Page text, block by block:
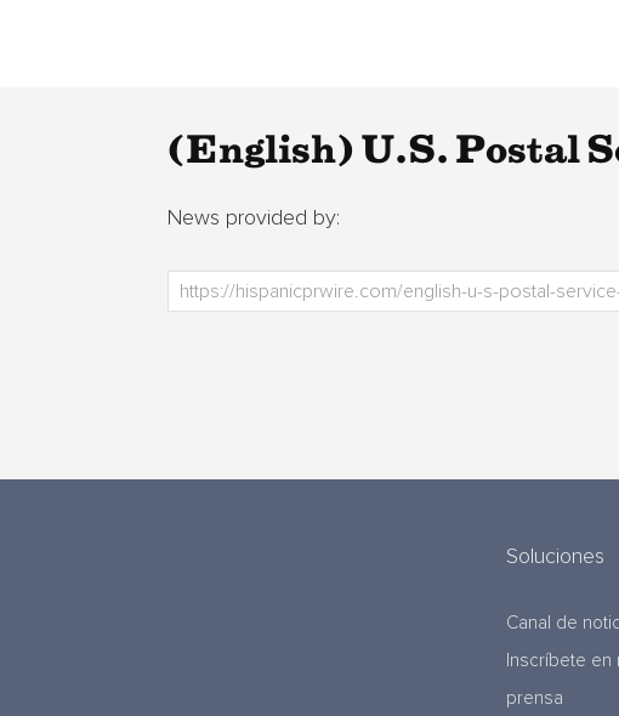
(English) U.S. Postal
News provided by:
Soluciones
Canal de
Inscríbete en
prensa